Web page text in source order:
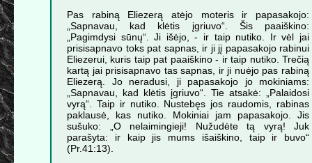
Pas rabiną Eliezerą atėjo moteris ir papasakojo:
„Sapnavau, kad klėtis įgriuvo“. Šis paaiškino:
„Pagimdysi sūnų“. Ji išėjo, - ir taip nutiko. Ir vėl jai
prisisapnavo toks pat sapnas, ir ji jį papasakojo rabinui
Eliezerui, kuris taip pat paaiškino - ir taip nutiko. Trečią
kartą jai prisisapnavo tas sapnas, ir ji nuėjo pas rabiną
Eliezerą. Jo neradusi, ji papasakojo jo mokiniams:
„Sapnavau, kad klėtis įgriuvo“. Tie atsakė: „Palaidosi
vyrą“. Taip ir nutiko. Nustebęs jos raudomis, rabinas
paklausė, kas nutiko. Mokiniai jam papasakojo. Jis
sušuko: „O nelaimingieji! Nužudėte tą vyrą! Juk
parašyta: ir kaip jis mums išaiškino, taip ir buvo“
(Pr.41:13).